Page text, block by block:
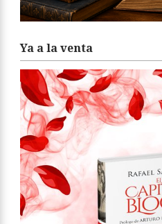
Ya a la venta